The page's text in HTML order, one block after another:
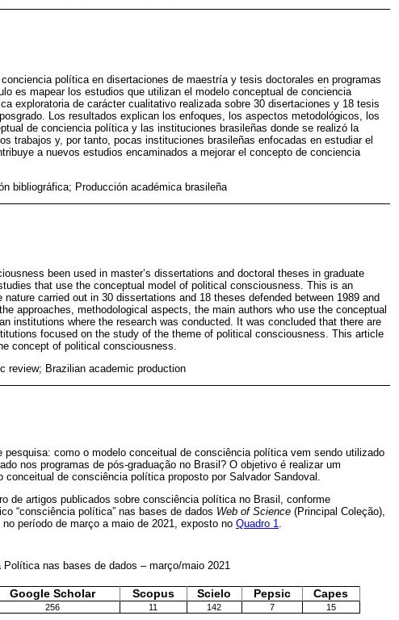
política en disertaciones de maestría y tesis doctorales en programas
es mapear los estudios que utilizan el modelo conceptual de conciencia
exploratoria de carácter cualitativo realizada sobre 30 disertaciones y 18 tesis
Los resultados explican los enfoques, los aspectos metodológicos, los
de conciencia política y las instituciones brasileñas donde se realizó la
trabajos y, por tanto, pocas instituciones brasileñas enfocadas en estudiar el
a nuevos estudios encaminados a mejorar el concepto de conciencia
bibliográfica; Producción académica brasileña
been used in master’s dissertations and doctoral theses in graduate
that use the conceptual model of political consciousness. This is an
carried out in 30 dissertations and 18 theses defended between 1989 and
approaches, methodological aspects, the main authors who use the conceptual
institutions where the research was conducted. It was concluded that there are
focused on the study of the theme of political consciousness. This article
concept of political consciousness.
review; Brazilian academic production
pesquisa: como o modelo conceitual de consciência política vem sendo utilizado
nos programas de pós-graduação no Brasil? O objetivo é realizar um
de consciência política proposto por Salvador Sandoval.
de artigos publicados sobre consciência política no Brasil, conforme
“consciência política” nas bases de dados Web of Science (Principal Coleção),
período de março a maio de 2021, exposto no Quadro 1.
nas bases de dados – março/maio 2021
Google Scholar Scopus Scielo Pepsic Capes
256 11 142 7 15